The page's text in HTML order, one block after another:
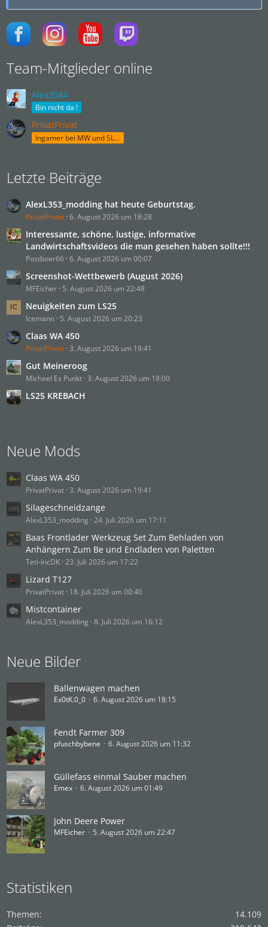
Team-Mitglieder online
Alex2084
Bin nicht da !
PrivatPrivat
Ingamer bei MW und SLM
Letzte Beiträge
AlexL353_modding hat heute Geburtstag.
PrivatPrivat 6. August 2026 um 18:28
Interessante, schöne, lustige, informative
Landwirtschaftsvideos die man gesehen haben sollte!!!
Postboer66 6. August 2026 um 00:07
Screenshot-Wettbewerb (August 2026)
MFEicher 5. August 2026 um 22:48
Neuigkeiten zum LS25
Icemann 5. August 2026 um 20:23
Claas WA 450
PrivatPrivat 3. August 2026 um 19:41
Gut Meineroog
Michael Es Punkt 3. August 2026 um 18:00
LS25 KREBACH
Savegame download wird beim Starten gelöscht
Wir suchen Mitspieler für ein RP auf der Geistal
31. Juli 2026 um 15:24
Schlüter Super 950-1500 1967-1974
30. Juli 2026 um 21:13
Hohenfeld in Franken [WIP Map-Projekt]
macaudi 28. Juli 2026 um 10:52
Agrargenossenschaft MorgenRot Kandelin
Lukas7260R 27. Juli 2026 um 09:19
Screenshot-Wettbewerb (Juli 2026)
Manuel 26. Juli 2026 um 10:07
Neue Mods
Claas WA 450
PrivatPrivat 3. August 2026 um 19:41
Silageschneidzange
AlexL353_modding 24. Juli 2026 um 17:11
Baas Frontlader Werkzeug Set Zum Behladen von
Anhängern Zum Be und Endladen von Paletten
Teti-IncDK 23. Juli 2026 um 17:22
Lizard T127
PrivatPrivat 18. Juli 2026 um 00:40
Mistcontainer
AlexL353_modding 8. Juli 2026 um 16:12
Neue Bilder
Ballenwagen machen
Ex0tK.0_0 6. August 2026 um 18:15
Fendt Farmer 309
pfuschbybene 6. August 2026 um 11:32
Güllefass einmal Sauber machen
Emex 6. August 2026 um 01:49
John Deere Power
MFEicher 5. August 2026 um 22:47
Statistiken
Themen
14.109